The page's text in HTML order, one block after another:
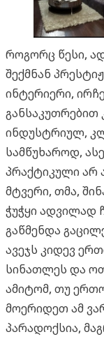
როგორც წესი,
შექმნან
ინტერიერი,
განსაკუთრებით
ინდუსტრიულ,
სამწუხაროდ,
პრაქტიკული არ
მტვერი, თმა,
ჭუჭყი ადვილად
გაწმენდა
ავეჯს კიდევ
სინათლეს და
ამიტომ, თუ
მოერიდეთ ამ
პარადოქსია,